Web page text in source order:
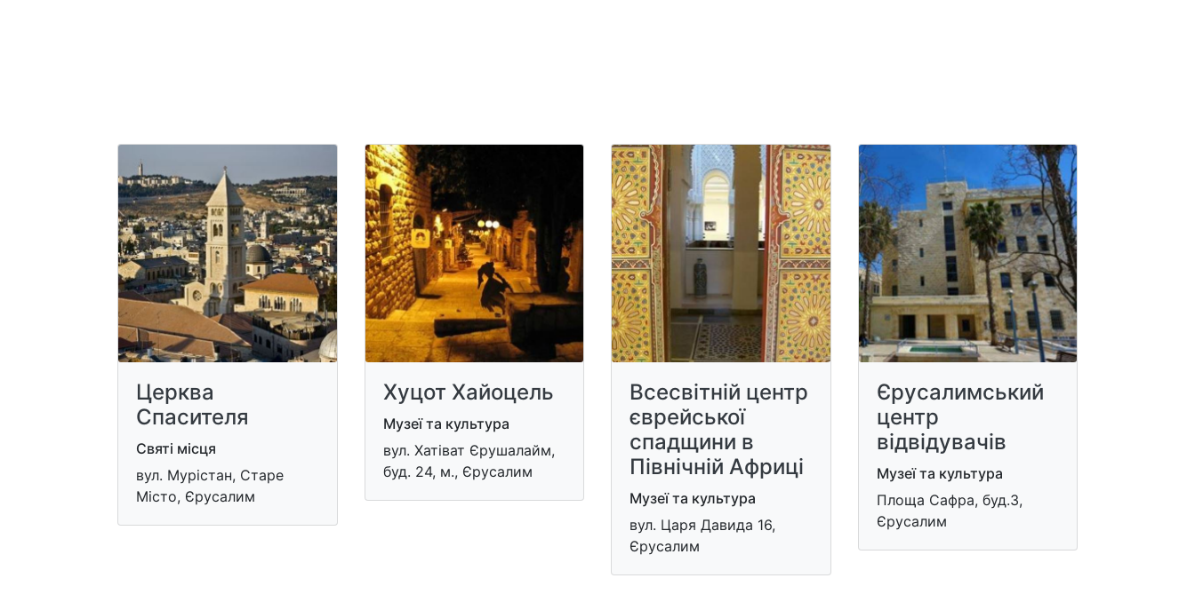
Церква
Спасителя
Святі місця
вул. Мурістан, Старе
Місто, Єрусалим
Хуцот Хайоцель
Музеї та культура
вул. Хатіват Єрушалайм,
буд. 24, м., Єрусалим
Всесвітній центр
єврейської
спадщини в
Північній Африці
Музеї та культура
вул. Царя Давида 16,
Єрусалим
Єрусалимський
центр
відвідувачів
Музеї та культура
Площа Сафра, буд.3,
Єрусалим